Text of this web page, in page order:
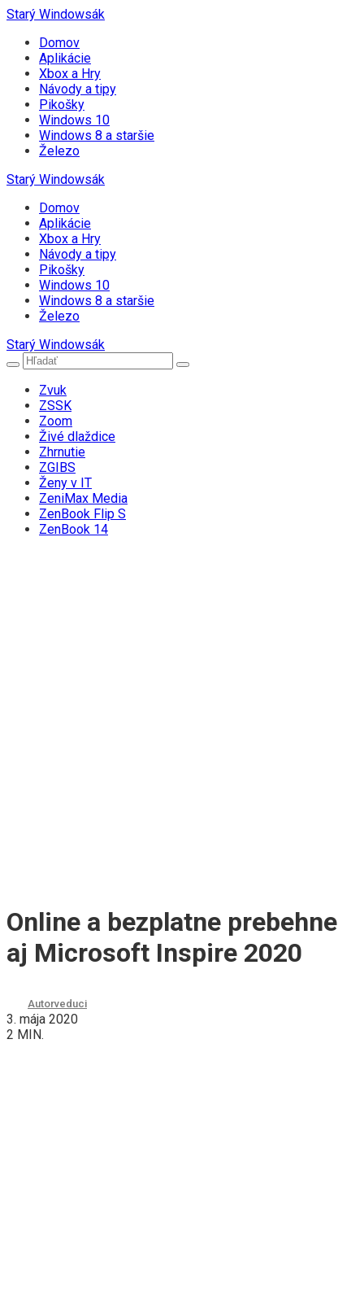
Starý Windowsák
Domov
Aplikácie
Xbox a Hry
Návody a tipy
Pikošky
Windows 10
Windows 8 a staršie
Železo
Starý Windowsák
Domov
Aplikácie
Xbox a Hry
Návody a tipy
Pikošky
Windows 10
Windows 8 a staršie
Železo
Starý Windowsák
Zvuk
ZSSK
Zoom
Živé dlaždice
Zhrnutie
ZGIBS
Ženy v IT
ZeniMax Media
ZenBook Flip S
ZenBook 14
Online a bezplatne prebehne
aj Microsoft Inspire 2020
Autorveduci
3. mája 2020
2 MIN.